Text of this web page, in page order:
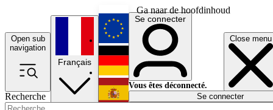
Ga naar de hoofdinhoud
Open sub
navigation
Close menu
Recherche
Français
English
Deutsch
Español
Se connecter
Vous êtes déconnecté.
Se connecter